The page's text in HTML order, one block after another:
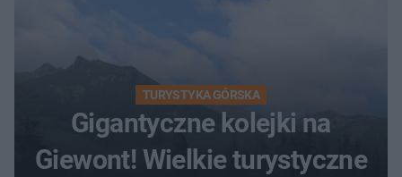
TURYSTYKA GÓRSKA
Gigantyczne kolejki na
Giewont! Wielkie turystyczne